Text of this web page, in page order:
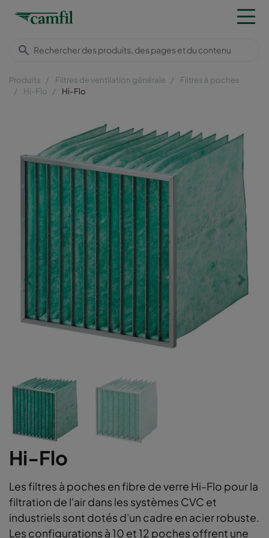
Produits Filtres de ventilation générale
Filtres à poches
Hi-Flo
Hi-Flo
Hi-Flo
Les filtres à poches en fibre de verre Hi-Flo pour la
filtration de l'air dans les systèmes CVC et
industriels sont dotés d'un cadre en acier robuste.
Les configurations à 10 et 12 poches offrent une